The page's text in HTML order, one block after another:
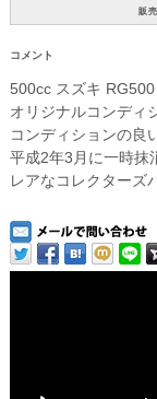
販
コメント
500cc スズキ
オリジナルコンディ
コンディションの良
平成2年3月に一時抹
レアなコレクターズ